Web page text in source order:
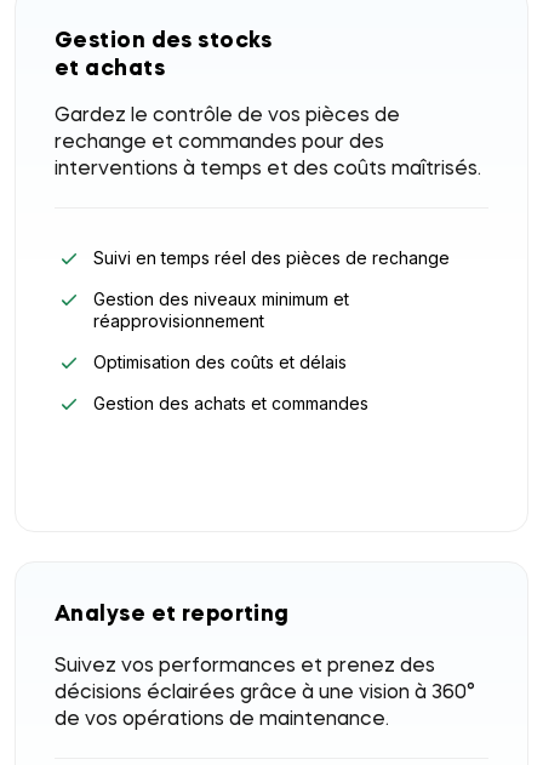
Gestion des stocks
et achats
Gardez le contrôle de vos pièces de
rechange et commandes pour des
interventions à temps et des coûts maîtrisés.
Suivi en temps réel des pièces de rechange
Gestion des niveaux minimum et
réapprovisionnement
Optimisation des coûts et délais
Gestion des achats et commandes
Analyse et reporting
Suivez vos performances et prenez des
décisions éclairées grâce à une vision à 360°
de vos opérations de maintenance.